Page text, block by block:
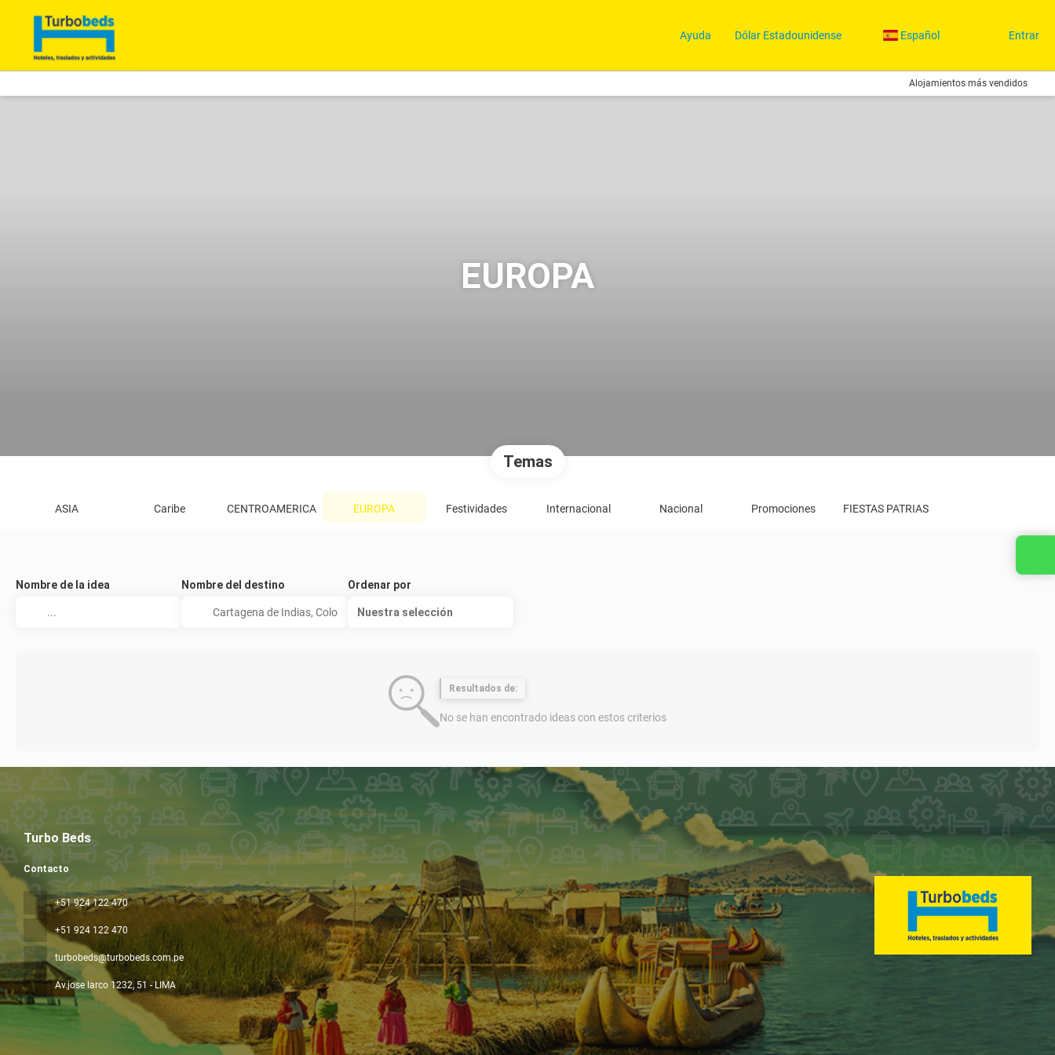
Ayuda Dólar Estadounidense Español Entrar
Alojamientos más vendidos
EUROPA
Temas
ASIA Caribe CENTROAMERICA EUROPA Festividades Internacional Nacional Promociones FIESTAS PATRIAS
Nombre de la idea Nombre del destino Ordenar por
Nuestra selección
Resultados de:
No se han encontrado ideas con estos criterios
Turbo Beds
Contacto
+51 924 122 470
+51 924 122 470
turbobeds@turbobeds.com.pe
Av.jose larco 1232, 51 - LIMA